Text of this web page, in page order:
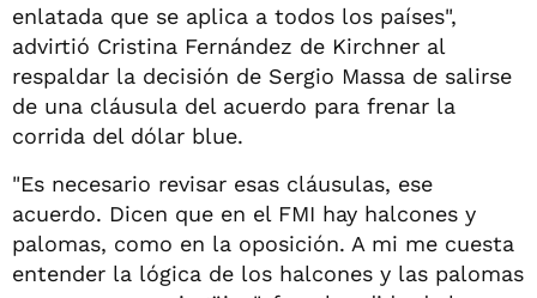
enlatada que se aplica a todos los países",
advirtió Cristina Fernández de Kirchner al
respaldar la decisión de Sergio Massa de salirse
de una cláusula del acuerdo para frenar la
corrida del dólar blue.
"Es necesario revisar esas cláusulas, ese
acuerdo. Dicen que en el FMI hay halcones y
palomas, como en la oposición. A mi me cuesta
entender la lógica de los halcones y las palomas